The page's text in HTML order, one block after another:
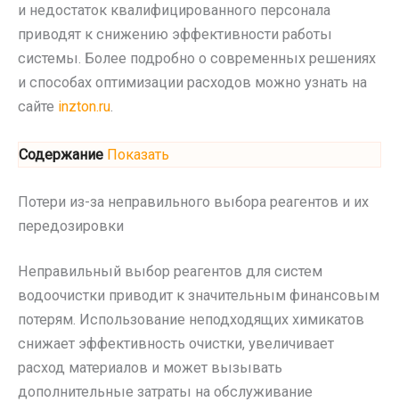
и недостаток квалифицированного персонала
приводят к снижению эффективности работы
системы. Более подробно о современных решениях
и способах оптимизации расходов можно узнать на
сайте inzton.ru
Содержание Показать
Потери из-за неправильного выбора реагентов и их
передозировки
Неправильный выбор реагентов для систем
водоочистки приводит к значительным финансовым
потерям. Использование неподходящих химикатов
снижает эффективность очистки, увеличивает
расход материалов и может вызывать
дополнительные затраты на обслуживание